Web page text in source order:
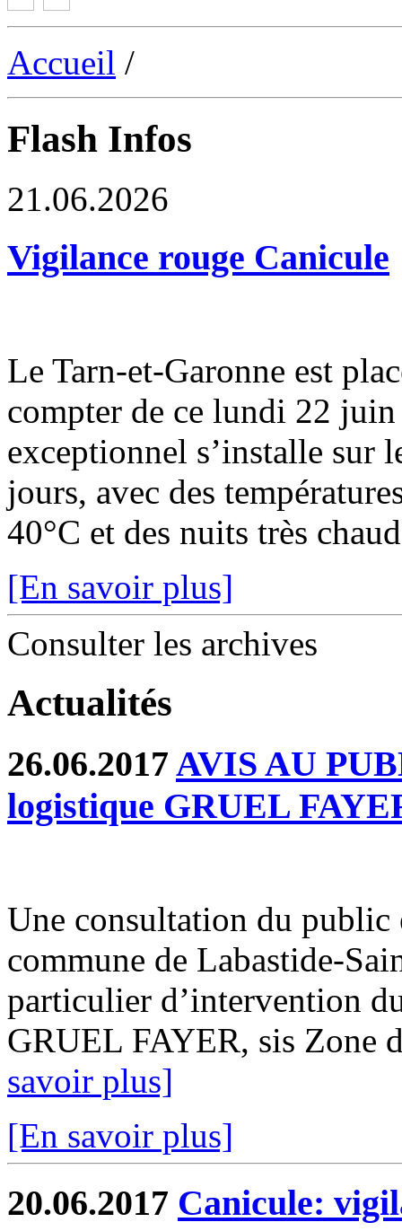
Accueil /
Flash Infos
21.06.2026
Vigilance rouge Canicule
Le Tarn-et-Garonne est
compter de ce lundi 22
exceptionnel s’installe sur
jours, avec des
40°C et des nuits très
[En savoir plus]
Consulter les archives
Actualités
26.06.2017 AVIS AU
logistique GRUEL
Une consultation du public
commune de Labastide-
particulier d’intervention
GRUEL FAYER, sis Zone
savoir plus]
[En savoir plus]
20.06.2017 Canicule: